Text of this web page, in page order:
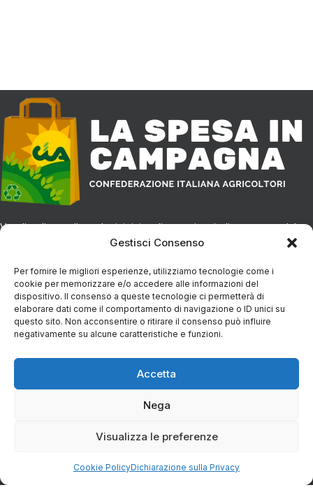
Gestisci Consenso
Per fornire le migliori esperienze, utilizziamo tecnologie come i
cookie per memorizzare e/o accedere alle informazioni del
dispositivo. Il consenso a queste tecnologie ci permetterà di
elaborare dati come il comportamento di navigazione o ID unici su
questo sito. Non acconsentire o ritirare il consenso può influire
negativamente su alcune caratteristiche e funzioni.
Accetta
Nega
Visualizza le preferenze
Cookie PolicyDichiarazione sulla Privacy
Vendita diretta di prodotti tipici e alimentari vari, direttamente dal
produttore alla tua tavola.
CONTATTI
Via Eugenio Azimonti, 121 - 85050 Villa D'agri PZ
+39 348 5888298
PAGINE DEL SITO